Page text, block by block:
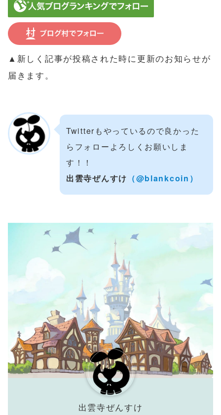
▲新しく記事が投稿された時に更新のお知らせが
届きます。
Twitterもやっているので良かった
らフォローよろしくお願いしま
す！！
出雲寺ぜんすけ （@blankcoin）
出雲寺ぜんすけ